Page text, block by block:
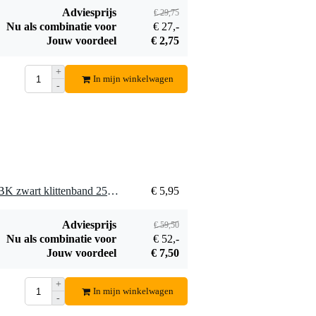
Adviesprijs € 29,75
Nu als combinatie voor
€ 27,-
Jouw voordeel
€ 2,75
+
-
In mijn winkelwagen
10 x Innox HNL-25-10M-BK zwart klittenband 25mm breed, 10m lengte € 5,95
Adviesprijs € 59,50
Nu als combinatie voor
€ 52,-
Jouw voordeel
€ 7,50
+
-
In mijn winkelwagen